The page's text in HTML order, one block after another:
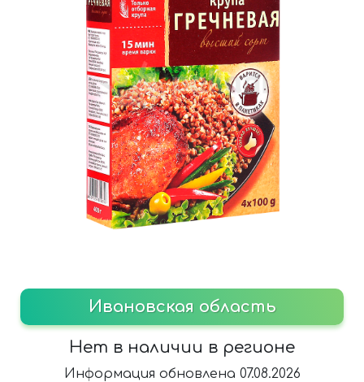
Ивановская область
Нет в наличии в регионе
Информация обновлена 07.08.2026